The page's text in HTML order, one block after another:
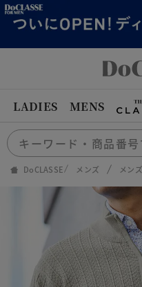
LADIES MENS
DoCLASSE メンズ メン